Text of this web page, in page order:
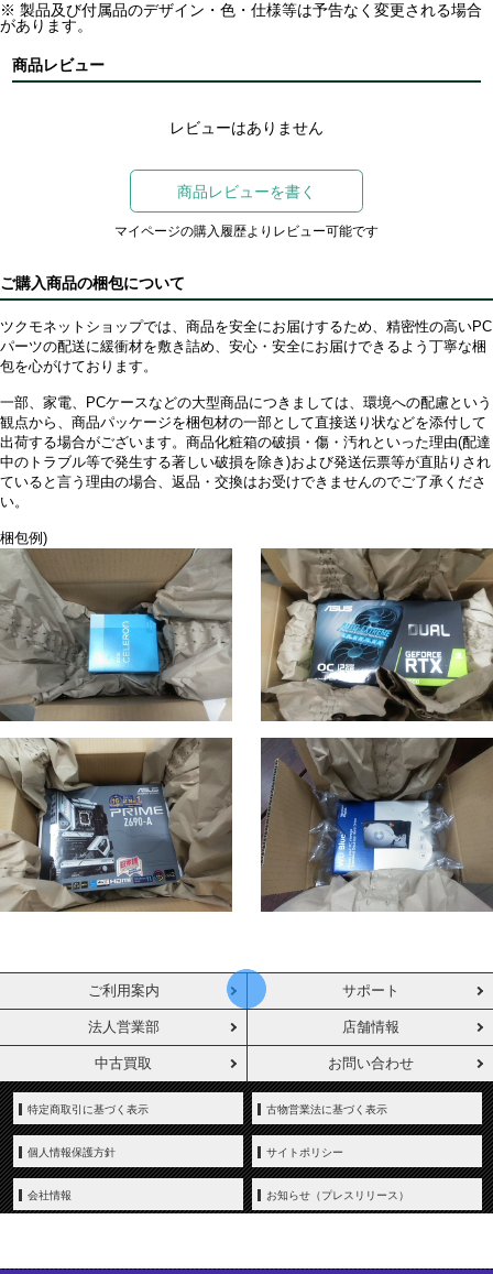
※ 製品及び付属品のデザイン・色・仕様等は予告なく変更される場合
があります。
商品レビュー
レビューはありません
商品レビューを書く
マイページの購入履歴よりレビュー可能です
ご購入商品の梱包について
ツクモネットショップでは、商品を安全にお届けするため、精密性の高いPC
パーツの配送に緩衝材を敷き詰め、安心・安全にお届けできるよう丁寧な梱
包を心がけております。
一部、家電、PCケースなどの大型商品につきましては、環境への配慮という
観点から、商品パッケージを梱包材の一部として直接送り状などを添付して
出荷する場合がございます。商品化粧箱の破損・傷・汚れといった理由(配達
中のトラブル等で発生する著しい破損を除き)および発送伝票等が直貼りされ
ていると言う理由の場合、返品・交換はお受けできませんのでご了承くださ
い。
梱包例)
ご利用案内 サポート
法人営業部 店舗情報
中古買取 お問い合わせ
特定商取引に基づく表示 古物営業法に基づく表示
個人情報保護方針 サイトポリシー
会社情報 お知らせ（プレスリリース）